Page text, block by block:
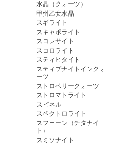
水晶（クォーツ）
甲州乙女水晶
スギライト
スキャポライト
スコレサイト
スコロライト
スティヒタイト
スティブナイトインクォ
ーツ
ストロベリークォーツ
ストロマトライト
スピネル
スペクトロライト
スフェーン（チタナイ
ト）
スミソナイト